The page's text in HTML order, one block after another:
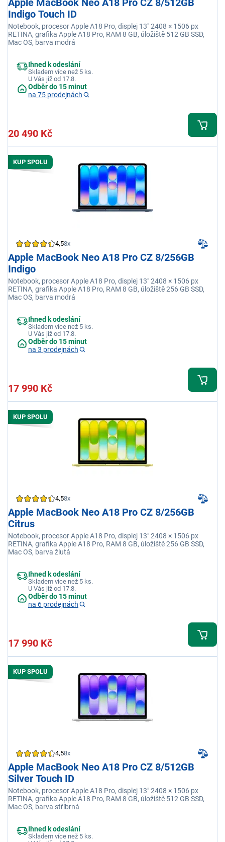
Indigo Touch ID
Notebook, procesor Apple A18 Pro, displej 13" 2408 × 1506 px
RETINA, grafika Apple A18 Pro, RAM 8 GB, úložiště 512 GB SSD,
Mac OS, barva modrá
Ihned k odeslání
Skladem více než 5 ks.
U Vás již od 17.8.
Odběr do 15 minut
na 75 prodejnách
20 490 Kč
KUP SPOLU
4,58x
Apple MacBook Neo A18 Pro CZ 8/256GB
Indigo
Notebook, procesor Apple A18 Pro, displej 13" 2408 × 1506 px
RETINA, grafika Apple A18 Pro, RAM 8 GB, úložiště 256 GB SSD,
Mac OS, barva modrá
Ihned k odeslání
Skladem více než 5 ks.
U Vás již od 17.8.
Odběr do 15 minut
na 3 prodejnách
17 990 Kč
KUP SPOLU
4,58x
Apple MacBook Neo A18 Pro CZ 8/256GB
Citrus
Notebook, procesor Apple A18 Pro, displej 13" 2408 × 1506 px
RETINA, grafika Apple A18 Pro, RAM 8 GB, úložiště 256 GB SSD,
Mac OS, barva žlutá
Ihned k odeslání
Skladem více než 5 ks.
U Vás již od 17.8.
Odběr do 15 minut
na 6 prodejnách
17 990 Kč
KUP SPOLU
4,58x
Apple MacBook Neo A18 Pro CZ 8/512GB
Silver Touch ID
Notebook, procesor Apple A18 Pro, displej 13" 2408 × 1506 px
RETINA, grafika Apple A18 Pro, RAM 8 GB, úložiště 512 GB SSD,
Mac OS, barva stříbrná
Ihned k odeslání
Skladem více než 5 ks.